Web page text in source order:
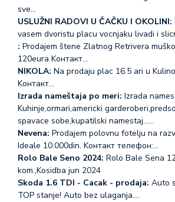
sve…
USLUŽNI RADOVI U ČAČKU I OKOLINI:
vasem dvoristu placu vocnjaku livadi i
: Prodajem štene Zlatnog Retrivera
120eura Koнтакт…
NIKOLA: Na prodaju plac 16.5 ari u
Koнтакт…
Izrada nameštaja po meri: Izrada
Kuhinje,ormari,americki
spavace sobe,kupatilski namestaj...…
Nevena: Prodajem polovnu fotelju na
Ideale 10.000din. Koнтакт телефон:…
Rolo Bale Seno 2024: Rolo Bale Sena
kom.,Kosidba jun 2024
Skoda 1.6 TDI - Cacak - prodaja: Auto
TOP stanje! Auto bez ulaganja.…